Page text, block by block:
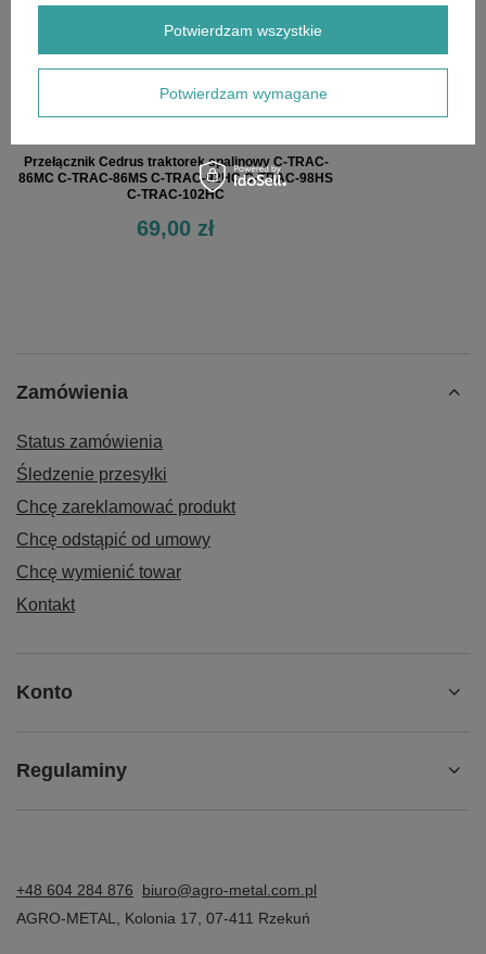
Przełącznik Cedrus traktorek spalinowy C-TRAC-
86MC C-TRAC-86MS C-TRAC-92HC C-TRAC-98HS
C-TRAC-102HC
69,00 zł
Zamówienia
Status zamówienia
Śledzenie przesyłki
Chcę zareklamować produkt
Chcę odstąpić od umowy
Chcę wymienić towar
Kontakt
Konto
Regulaminy
+48 604 284 876
biuro@agro-metal.com.pl
AGRO-METAL
Kolonia 17 07-411 Rzekuń
Potwierdzam wymagane
Potwierdzam wszystkie